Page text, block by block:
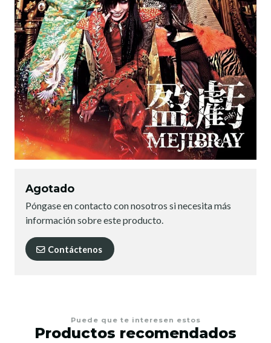
Agotado
Póngase en contacto con nosotros si necesita más
información sobre este producto.
Contáctenos
Puede que te interesen estos
Productos recomendados